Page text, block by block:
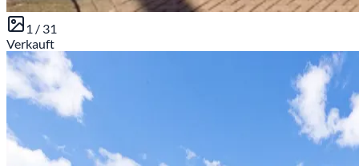
1 / 31
Verkauft